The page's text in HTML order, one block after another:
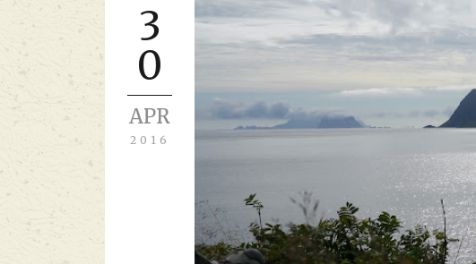
3
0
APR
2016